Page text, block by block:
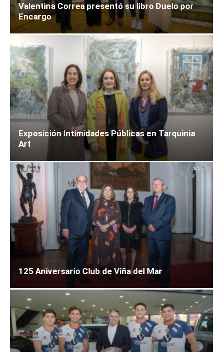
Valentina Correa presentó su libro Duelo por
Encargo
Exposición Intimidades Públicas en Tarquinia
Art
125 Aniversario Club de Viña del Mar